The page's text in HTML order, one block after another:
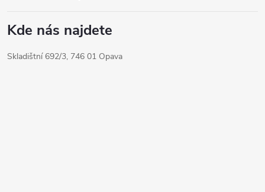
Kde nás najdete
Skladištní 692/3, 746 01 Opava